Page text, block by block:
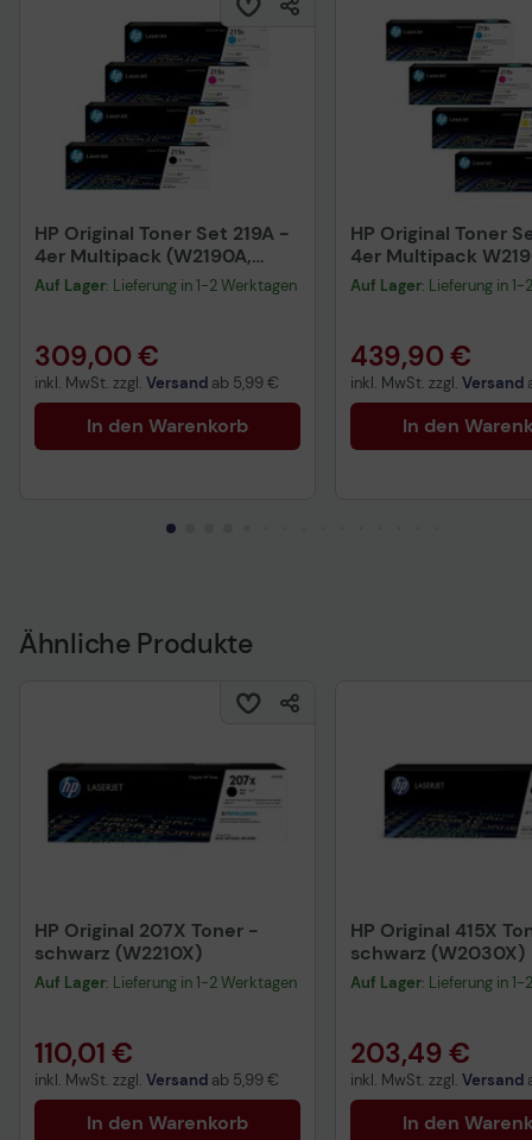
HP Original Toner Set 219A -
4er Multipack (W2190A,
W2191A, W2192A, W2193A)
Auf Lager: Lieferung in 1-2 Werktagen
309,00 €
inkl. MwSt. zzgl. Versand ab 5,99 €
In den Warenkorb
HP Original Toner
4er Multipack
W2191X, W2192X,
cyan, magenta,
Auf Lager: Lieferung in
439,90 €
inkl. MwSt. zzgl. Versand
In den
Ähnliche Produkte
HP Original 207X Toner -
schwarz (W2210X)
Auf Lager: Lieferung in 1-2 Werktagen
110,01 €
inkl. MwSt. zzgl. Versand ab 5,99 €
In den Warenkorb
HP Original 415X
schwarz (W2030X)
Auf Lager: Lieferung in
203,49 €
inkl. MwSt. zzgl. Versand
In den